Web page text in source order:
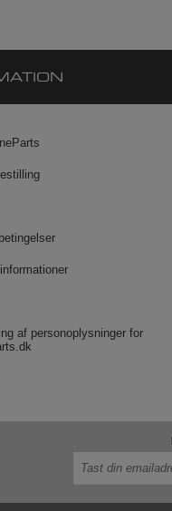
af personoplysninger for